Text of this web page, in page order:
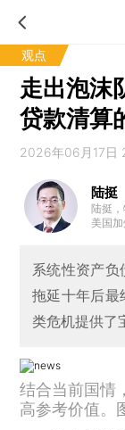
观点
走出泡沫
贷款清算
2026年06月17日
陆挺
陆挺
美国
中华
系统性资产
拖延十年后最
类危机提供了
结合当前国情
高参考价值。